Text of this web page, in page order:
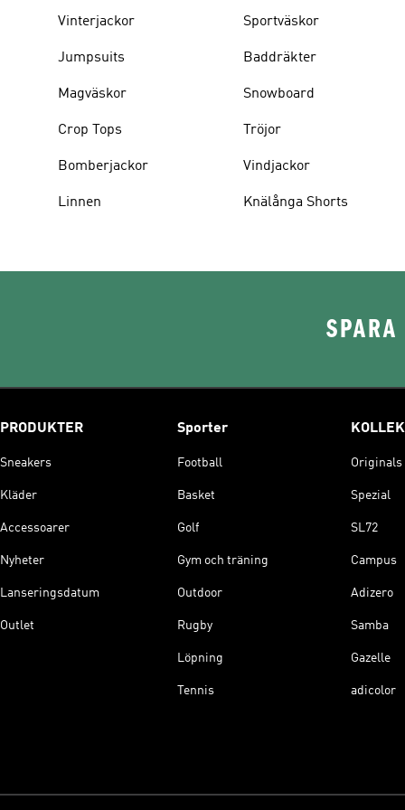
Vinterjackor
Jumpsuits
Magväskor
Crop Tops
Bomberjackor
Linnen
Sportväskor
Baddräkter
Snowboard
Tröjor
Vindjackor
Knälånga Shorts
PRODUKTER
Sneakers
Kläder
Accessoarer
Nyheter
Lanseringsdatum
Outlet
Sporter
Football
Basket
Golf
Gym och träning
Outdoor
Rugby
Löpning
Tennis
Originals
Spezial
SL72
Campus
Adizero
Samba
Gazelle
adicolor